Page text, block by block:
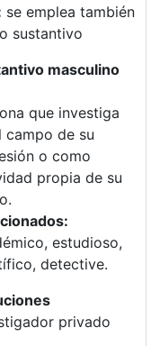
se emplea también
sustantivo
masculino
que investiga
campo de su
o como
propia de su
estudioso,
detective.
privado